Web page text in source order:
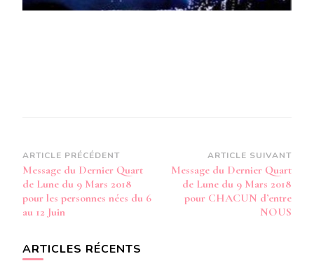
14
AOÛT
1945
DU
23
Navigation
d’article
ARTICLE PRÉCÉDENT
Message du Dernier Quart
de Lune du 9 Mars 2018
pour les personnes nées du 6
au 12 Juin
ARTICLE SUIVANT
Message du Dernier Quart
de Lune du 9 Mars 2018
pour CHACUN d’entre
NOUS
ARTICLES RÉCENTS